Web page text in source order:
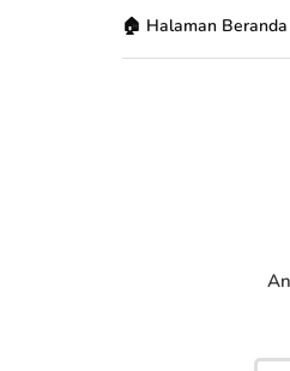
🏠 Halaman Beranda